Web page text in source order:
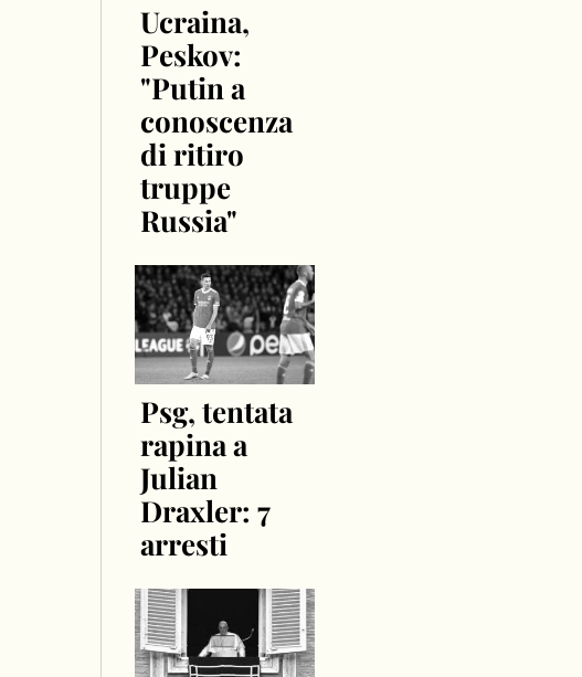
Ucraina,
Peskov:
"Putin a
conoscenza
di ritiro
truppe
Russia"
Psg, tentata
rapina a
Julian
Draxler: 7
arresti